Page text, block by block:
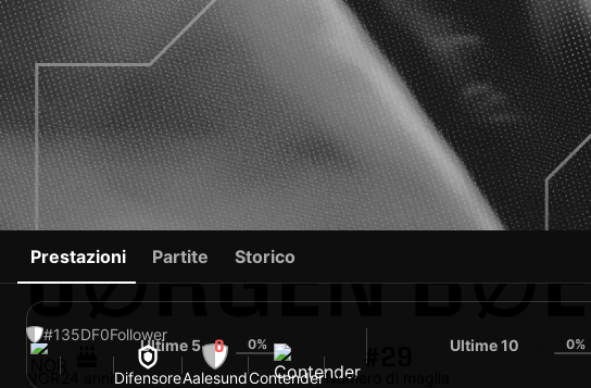
JØRGEN BØE
#135DF0Follower
NOR DifensoreAalesundContender
#29
Numero di maglia
Prestazioni Partite Storico
Ultime 5 0 0% Ultime 10 0%